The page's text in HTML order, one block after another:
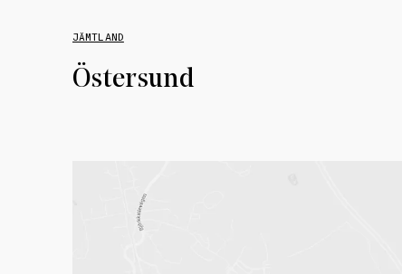
JÄMTLAND
Östersund